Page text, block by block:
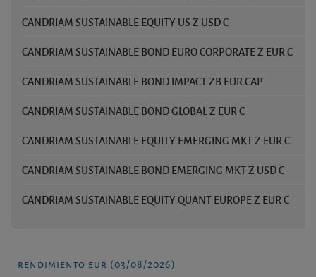
CANDRIAM SUSTAINABLE EQUITY US Z USD C
CANDRIAM SUSTAINABLE BOND EURO CORPORATE Z EUR C
CANDRIAM SUSTAINABLE BOND IMPACT ZB EUR CAP
CANDRIAM SUSTAINABLE BOND GLOBAL Z EUR C
CANDRIAM SUSTAINABLE EQUITY EMERGING MKT Z EUR C
CANDRIAM SUSTAINABLE BOND EMERGING MKT Z USD C
CANDRIAM SUSTAINABLE EQUITY QUANT EUROPE Z EUR C
rendimiento eur (03/08/2026)